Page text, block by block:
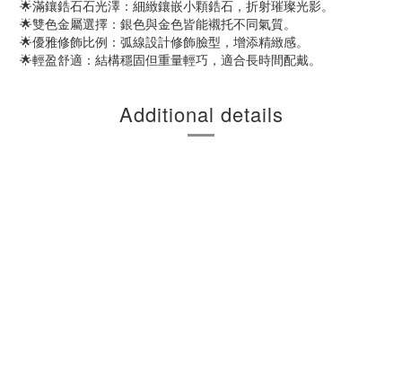
🌟滿鑲鋯石石光澤：細緻鑲嵌小顆鋯石，折射璀璨光影。
🌟雙色金屬選擇：銀色與金色皆能襯托不同氣質。
🌟優雅修飾比例：弧線設計修飾臉型，增添精緻感。
🌟輕盈舒適：結構穩固但重量輕巧，適合長時間配戴。
Additional details